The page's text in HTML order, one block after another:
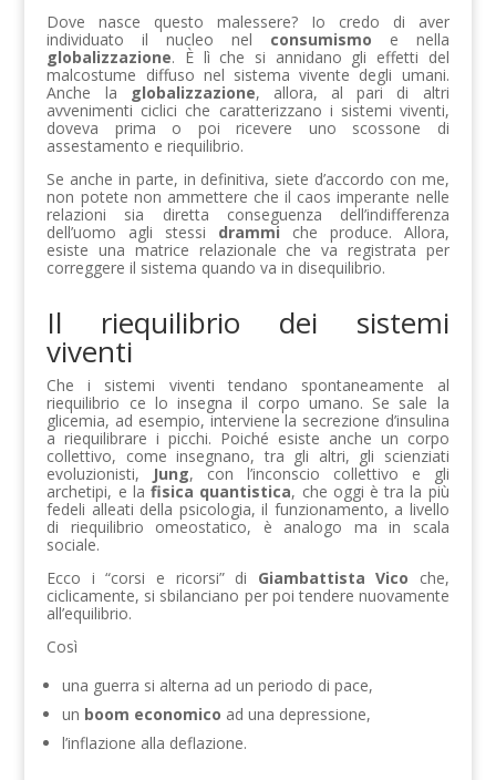
Dove nasce questo malessere? Io credo di aver
individuato il nucleo nel consumismo e nella
globalizzazione. È lì che si annidano gli effetti del
malcostume diffuso nel sistema vivente degli umani.
Anche la
globalizzazione, allora, al pari di altri
avvenimenti ciclici che caratterizzano i sistemi viventi,
doveva prima o poi ricevere uno scossone di
assestamento e riequilibrio.
Se anche in parte, in definitiva, siete d’accordo con me,
non potete non ammettere che il caos imperante nelle
relazioni sia diretta conseguenza dell’indifferenza
dell’uomo agli stessi drammi che produce. Allora,
esiste una matrice relazionale che va registrata per
correggere il sistema quando va in disequilibrio.
Il riequilibrio dei sistemi
viventi
Che i sistemi viventi tendano spontaneamente al
riequilibrio ce lo insegna il corpo umano. Se sale la
glicemia, ad esempio, interviene la secrezione d’insulina
a riequilibrare i picchi. Poiché esiste anche un corpo
collettivo, come insegnano, tra gli altri, gli scienziati
evoluzionisti, Jung, con l’inconscio collettivo e gli
archetipi, e lafisica quantistica, che oggi è tra la più
fedeli alleati della psicologia, il funzionamento, a livello
di riequilibrio omeostatico, è analogo ma in scala
sociale.
Ecco i “corsi e ricorsi” di Giambattista Vico che,
ciclicamente, si sbilanciano per poi tendere nuovamente
all’equilibrio.
Così
una guerra si alterna ad un periodo di pace,
un boom economico ad una depressione,
l’inflazione alla deflazione.